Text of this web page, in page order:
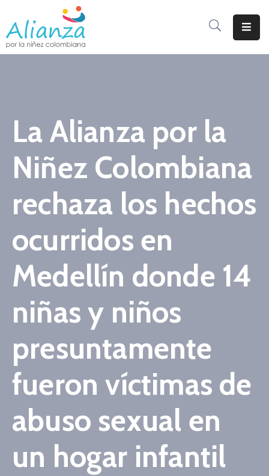
Inicio
Documentos
Sé
De
Participación
Niñez
Contáctanos
La Alianza por la
Niñez Colombiana
rechaza los hechos
ocurridos en
Medellín donde 14
niñas y niños
presuntamente
fueron víctimas de
abuso sexual en
un hogar infantil